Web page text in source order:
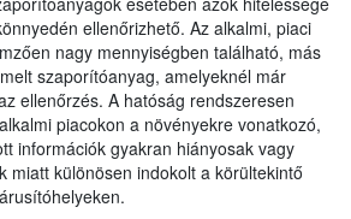
ellenőrizhető. Az alkalmi, piaci
nagy mennyiségben található, más
szaporítóanyag, amelyeknél már
ellenőrzés. A hatóság rendszeresen
piacokon a növényekre vonatkozó,
információk gyakran hiányosak vagy
miatt különösen indokolt a körültekintő